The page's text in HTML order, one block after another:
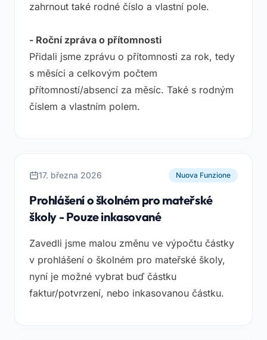
zahrnout také rodné číslo a vlastní pole.
- Roční zpráva o přítomnosti
Přidali jsme zprávu o přítomnosti za rok, tedy
s měsíci a celkovým počtem
přítomností/absencí za měsíc. Také s rodným
číslem a vlastním polem.
17. března 2026 Nuova Funzione
Prohlášení o školném pro mateřské
školy - Pouze inkasované
Zavedli jsme malou změnu ve výpočtu částky
v prohlášení o školném pro mateřské školy,
nyní je možné vybrat buď částku
faktur/potvrzení, nebo inkasovanou částku.